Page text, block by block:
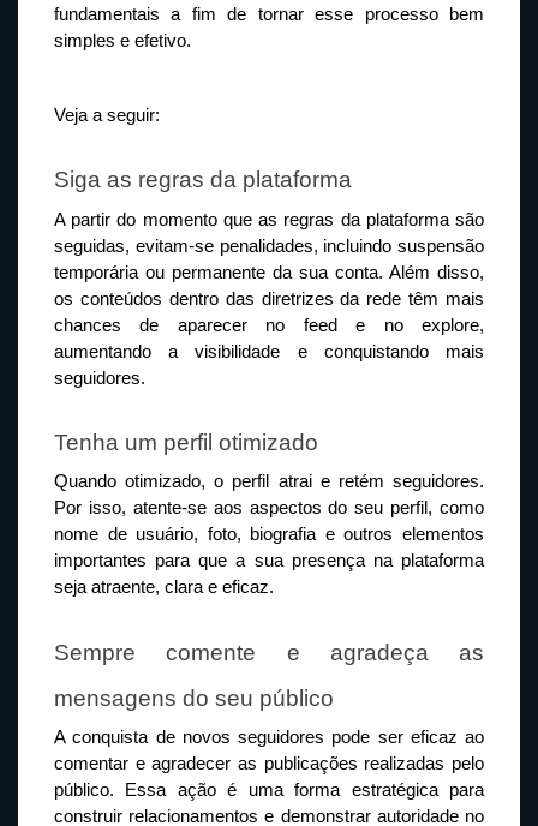
fundamentais a fim de tornar esse processo bem
simples e efetivo.
Veja a seguir:
Siga as regras da plataforma
A partir do momento que as regras da plataforma são
seguidas, evitam-se penalidades, incluindo suspensão
temporária ou permanente da sua conta. Além disso,
os conteúdos dentro das diretrizes da rede têm mais
chances de aparecer no feed e no explore,
aumentando a visibilidade e conquistando mais
seguidores.
Tenha um perfil otimizado
Quando otimizado, o perfil atrai e retém seguidores.
Por isso, atente-se aos aspectos do seu perfil, como
nome de usuário, foto, biografia e outros elementos
importantes para que a sua presença na plataforma
seja atraente, clara e eficaz.
Sempre comente e agradeça as
mensagens do seu público
A conquista de novos seguidores pode ser eficaz ao
comentar e agradecer as publicações realizadas pelo
público. Essa ação é uma forma estratégica para
construir relacionamentos e demonstrar autoridade no